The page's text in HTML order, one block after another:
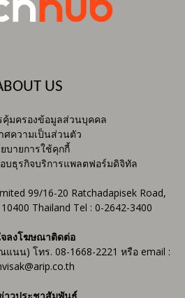
US
คุ้มครองข้อมูลส่วนบุคคล
ศความเป็นส่วนตัว
บายการใช้คุกกี้
บธุรกิจบริการแพลตฟอร์มดิจิทัล
99/16-20 Ratchadapisek Road,
Thailand Tel : 0-2642-3400
ลงโฆษณาติดต่อ
นน) โทร. 08-1668-2221 หรือ email :